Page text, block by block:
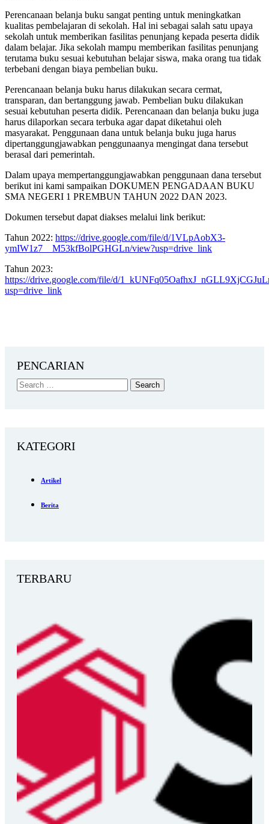
Perencanaan belanja buku sangat penting untuk meningkatkan
kualitas pembelajaran di sekolah. Hal ini sebagai salah satu upaya
sekolah untuk memberikan fasilitas penunjang kepada peserta didik
dalam belajar. Jika sekolah mampu memberikan fasilitas penunjang
terutama buku sesuai kebutuhan belajar siswa, maka orang tua tidak
terbebani dengan biaya pembelian buku.
Perencanaan belanja buku harus dilakukan secara cermat,
transparan, dan bertanggung jawab. Pembelian buku dilakukan
sesuai kebutuhan peserta didik. Perencanaan dan belanja buku juga
harus dilaporkan secara terbuka agar dapat diketahui oleh
masyarakat. Penggunaan dana untuk belanja buku juga harus
dipertanggungjawabkan penggunaanya mengingat dana tersebut
berasal dari pemerintah.
Dalam upaya mempertanggungjawabkan penggunaan dana tersebut
berikut ini kami sampaikan DOKUMEN PENGADAAN BUKU
SMA NEGERI 1 PREMBUN TAHUN 2022 DAN 2023.
Dokumen tersebut dapat diakses melalui link berikut:
Tahun 2022: https://drive.google.com/file/d/1VLpAobX3-
ymIW1z7__M53kfBolPGHGLn/view?usp=drive_link
Tahun 2023:
https://drive.google.com/file/d/
usp=drive_link
PENCARIAN
KATEGORI
Artikel
Berita
TERBARU